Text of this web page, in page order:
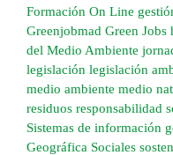
Formación On Line
Greenjobmad Green Jobs
del Medio Ambiente
legislación legislación
medio ambiente medio
residuos responsabilidad
Sistemas de información
Geográfica Sociales